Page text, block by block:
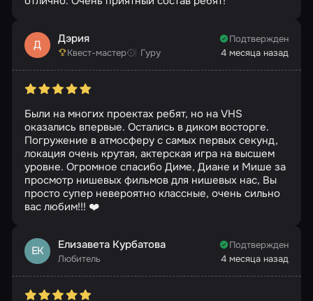
Д Дэрия
Квест-мастер Гуру
Подтвержден
4 месяца назад
Были на многих проектах ребят, но на VHS
оказались впервые. Остались в диком восторге.
Погружение в атмосферу с самых первых секунд,
локация очень крутая, актерская игра на высшем
уровне. Огромное спасибо Диме, Диане и Мише за
просмотр нишевых фильмов для нишевых нас, Вы
просто супер невероятно классные, очень сильно
вас любим!!! ❤️
ЕК Елизавета Курбатова
Любитель
Подтвержден
4 месяца назад